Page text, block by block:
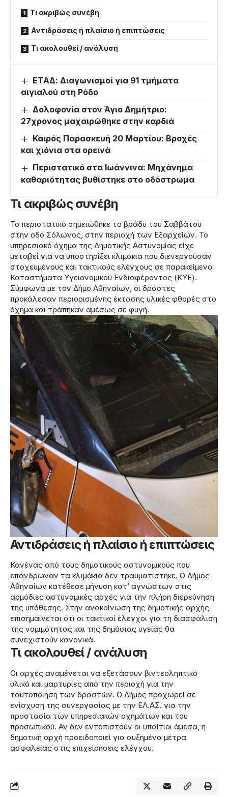
Τι ακριβώς συνέβη
Αντιδράσεις ή πλαίσιο ή επιπτώσεις
Τι ακολουθεί / ανάλυση
ΕΤΑΔ: Διαγωνισμοί για 91 τμήματα
αιγιαλού στη Ρόδο
Δολοφονία στον Άγιο Δημήτριο:
27χρονος μαχαιρώθηκε στην καρδιά
Καιρός Παρασκευή 20 Μαρτίου: Βροχές
και χιόνια στα ορεινά
Περιστατικό στα Ιωάννινα: Μηχάνημα
καθαριότητας βυθίστηκε στο οδόστρωμα
Τι ακριβώς συνέβη
Το περιστατικό σημειώθηκε το βράδυ του Σαββάτου
στην οδό Σόλωνος, στην περιοχή των Εξαρχείων. Το
υπηρεσιακό όχημα της Δημοτικής Αστυνομίας είχε
μεταβεί για να υποστηρίξει κλιμάκια που διενεργούσαν
στοχευμένους και τακτικούς ελέγχους σε παρακείμενα
Καταστήματα Υγειονομικού Ενδιαφέροντος (ΚΥΕ).
Σύμφωνα με τον Δήμο Αθηναίων, οι δράστες
προκάλεσαν περιορισμένης έκτασης υλικές φθορές στο
όχημα και τράπηκαν αμέσως σε φυγή.
Αντιδράσεις ή πλαίσιο ή επιπτώσεις
Κανένας από τους δημοτικούς αστυνομικούς που
επάνδρωναν τα κλιμάκια δεν τραυματίστηκε. Ο Δήμος
Αθηναίων κατέθεσε μήνυση κατ’ αγνώστων στις
αρμόδιες αστυνομικές αρχές για την πλήρη διερεύνηση
της υπόθεσης. Στην ανακοίνωση της δημοτικής αρχής
επισημαίνεται ότι οι τακτικοί έλεγχοι για τη διασφάλιση
της νομιμότητας και της δημόσιας υγείας θα
συνεχιστούν κανονικά.
Τι ακολουθεί / ανάλυση
Οι αρχές αναμένεται να εξετάσουν βιντεοληπτικό
υλικό και μαρτυρίες από την περιοχή για την
ταυτοποίηση των δραστών. Ο Δήμος προχωρεί σε
ενίσχυση της συνεργασίας με την ΕΛ.ΑΣ. για την
προστασία των υπηρεσιακών οχημάτων και του
προσωπικού. Αν δεν εντοπιστούν οι υπαίτιοι άμεσα, η
δημοτική αρχή προειδοποιεί για αυξημένα μέτρα
ασφαλείας στις επιχειρήσεις ελέγχου.